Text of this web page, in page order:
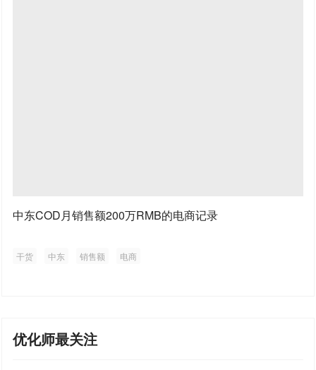
中东COD月销售额200万RMB的电商记录
干货 中东 销售额 电商
优化师最关注